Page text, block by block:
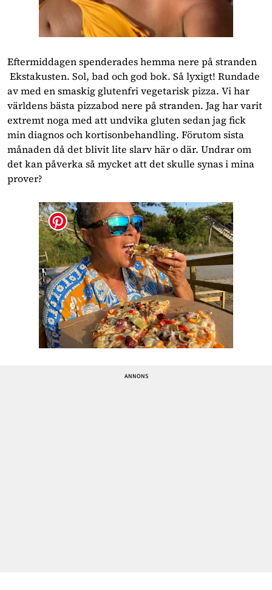
Eftermiddagen spenderades hemma nere på stranden
Ekstakusten. Sol, bad och god bok. Så lyxigt! Rundade
av med en smaskig glutenfri vegetarisk pizza. Vi har
världens bästa pizzabod nere på stranden. Jag har varit
extremt noga med att undvika gluten sedan jag fick
min diagnos och kortisonbehandling. Förutom sista
månaden då det blivit lite slarv här o där. Undrar om
det kan påverka så mycket att det skulle synas i mina
prover?